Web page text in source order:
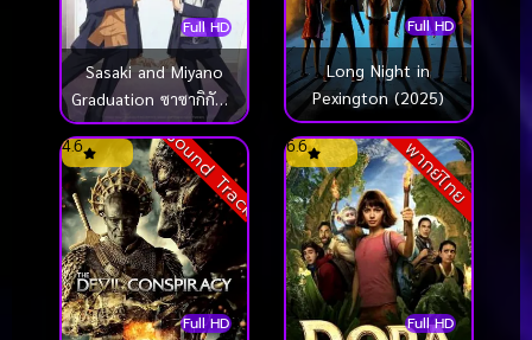
Full HD
Sasaki and Miyano
Graduation ซาซากิกับมิ
ยาโนะ เดอะ มูฟวี่ ภาค
จบการศึกษา (2023)
Full HD
Long Night in
Pexington (2025)
Sound Track
Full HD
4.6 พากย์ไทย
Full HD
6.6